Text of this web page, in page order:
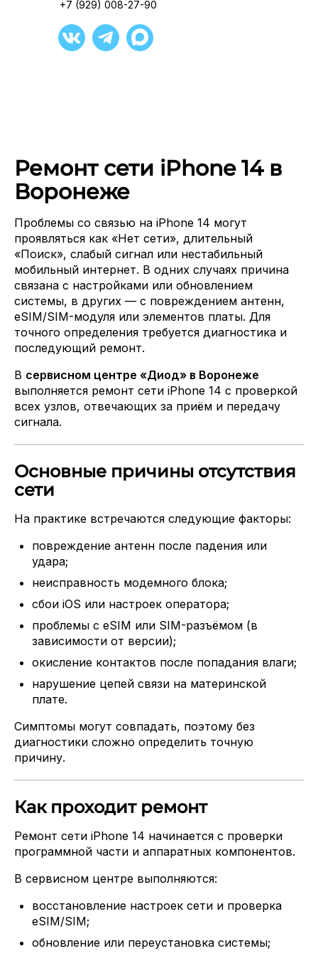
+7 (929) 008-27-90
Ремонт сети iPhone 14 в
Воронеже
Проблемы со связью на iPhone 14 могут
проявляться как «Нет сети», длительный
«Поиск», слабый сигнал или нестабильный
мобильный интернет. В одних случаях причина
связана с настройками или обновлением
системы, в других — с повреждением антенн,
eSIM/SIM-модуля или элементов платы. Для
точного определения требуется диагностика и
последующий ремонт.
В сервисном центре «Диод» в Воронеже
выполняется ремонт сети iPhone 14 с проверкой
всех узлов, отвечающих за приём и передачу
сигнала.
Основные причины отсутствия
сети
На практике встречаются следующие факторы:
повреждение антенн после падения или
удара;
неисправность модемного блока;
сбои iOS или настроек оператора;
проблемы с eSIM или SIM-разъёмом (в
зависимости от версии);
окисление контактов после попадания влаги;
нарушение цепей связи на материнской
плате.
Симптомы могут совпадать, поэтому без
диагностики сложно определить точную
причину.
Как проходит ремонт
Ремонт сети iPhone 14 начинается с проверки
программной части и аппаратных компонентов.
В сервисном центре выполняются:
восстановление настроек сети и проверка
eSIM/SIM;
обновление или переустановка системы;